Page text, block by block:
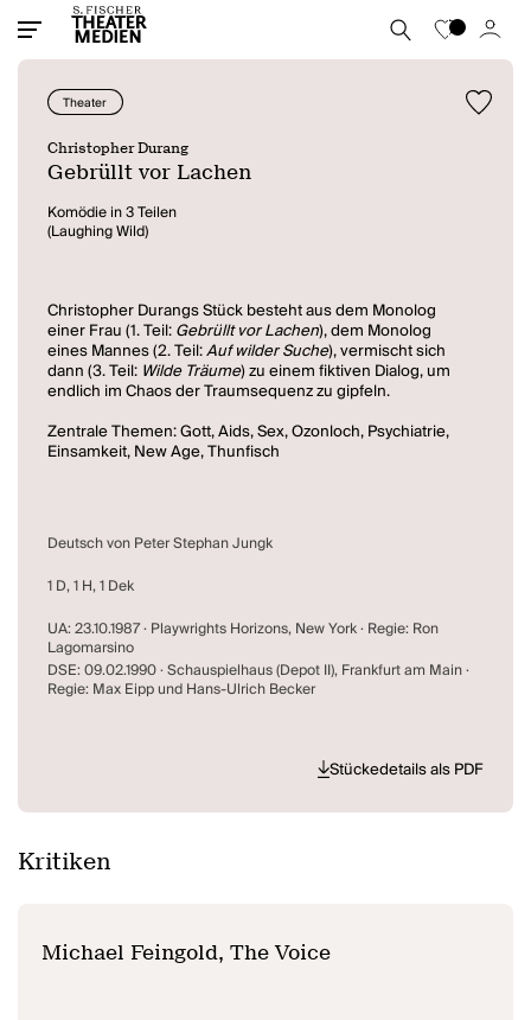
Theater
Christopher Durang
Gebrüllt vor Lachen
Komödie in 3 Teilen
(Laughing Wild)
Christopher Durangs Stück besteht aus dem Monolog
einer Frau (1. Teil:Gebrüllt vor Lachen), dem Monolog
eines Mannes (2. Teil:Auf wilder Suche), vermischt sich
dann (3. Teil: Wilde Träume) zu einem fiktiven Dialog, um
endlich im Chaos der Traumsequenz zu gipfeln.
Zentrale Themen: Gott, Aids, Sex, Ozonloch, Psychiatrie,
Einsamkeit, New Age, Thunfisch
Deutsch von Peter Stephan Jungk
1 D, 1 H, 1 Dek
UA: 23.10.1987 · Playwrights Horizons, New York · Regie: Ron
Lagomarsino
DSE: 09.02.1990 · Schauspielhaus (Depot II), Frankfurt am Main ·
Regie: Max Eipp und Hans-Ulrich Becker
Stückedetails als PDF
Kritiken
Michael Feingold, The Voice